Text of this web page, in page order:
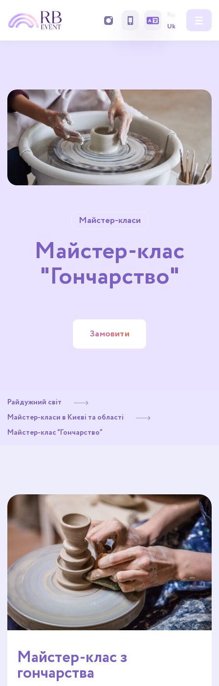
Ru
Uk
Майстер-класи
Майстер-клас
"Гончарство"
Замовити
Райдужний світ
Майстер-класи в Києві та області
Майстер-клас “Гончарство”
Майстер-клас з
гончарства